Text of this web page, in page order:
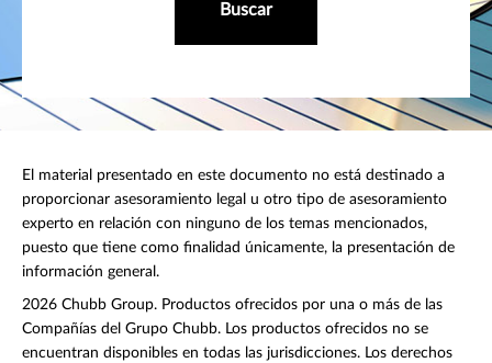
Buscar
El material presentado en este documento no está destinado a
proporcionar asesoramiento legal u otro tipo de asesoramiento
experto en relación con ninguno de los temas mencionados,
puesto que tiene como finalidad únicamente, la presentación de
información general.
2026 Chubb Group. Productos ofrecidos por una o más de las
Compañías del Grupo Chubb. Los productos ofrecidos no se
encuentran disponibles en todas las jurisdicciones. Los derechos